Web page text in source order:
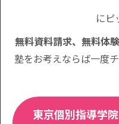
にピ
無料資料請求、無料体
塾をお考えならば一度
東京個別指導学